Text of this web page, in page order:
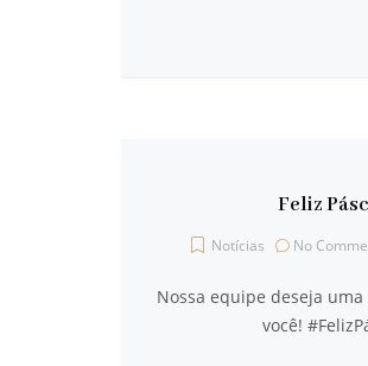
Feliz
Notícias No
Nossa equipe deseja
você!